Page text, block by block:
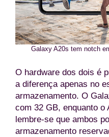
Galaxy A20s tem notch
O hardware dos dois é
a diferença apenas no
armazenamento. O
com 32 GB, enquanto
lembre-se que ambos
armazenamento